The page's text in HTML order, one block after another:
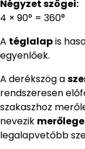
Négyzet szögei:
4 × 90° = 360°
A téglalapis
egyenlőek.
A derékszög a
rendszeresen
szakaszhoz
nevezik
legalapvetőbb